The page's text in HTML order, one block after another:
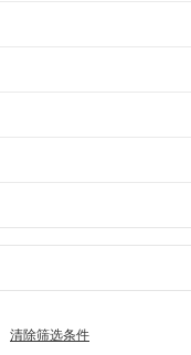
清除筛选条件